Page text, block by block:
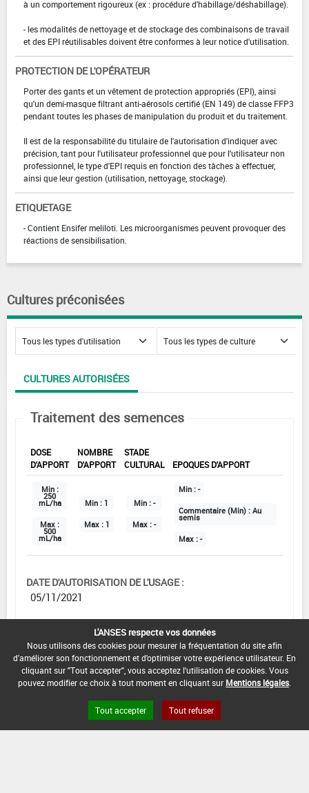
à un comportement rigoureux (ex : procédure d'habillage/déshabillage).
- les modalités de nettoyage et de stockage des combinaisons de travail
et des EPI réutilisables doivent être conformes à leur notice d'utilisation.
PROTECTION DE L'OPÉRATEUR
Porter des gants et un vêtement de protection appropriés (EPI), ainsi
qu'un demi-masque filtrant anti-aérosols certifié (EN 149) de classe FFP3
pendant toutes les phases de manipulation du produit et du traitement.
Il est de la responsabilité du titulaire de l'autorisation d'indiquer avec
précision, tant pour l'utilisateur professionnel que pour l'utilisateur non
professionnel, le type d'EPI requis en fonction des tâches à effectuer,
ainsi que leur gestion (utilisation, nettoyage, stockage).
ETIQUETAGE
- Contient Ensifer meliloti. Les microorganismes peuvent provoquer des
réactions de sensibilisation.
Cultures préconisées
CULTURES AUTORISÉES
Traitement des semences
DOSE
D'APPORT
NOMBRE
D'APPORT
STADE
CULTURAL
EPOQUES D'APPORT
Min :
250
mL/ha
Max :
500
mL/ha
Min : 1
Max : 1
Min : -
Max : -
Min : -
Commentaire (Min) : Au
semis
Max : -
DATE D'AUTORISATION DE L'USAGE :
05/11/2021
COMMENTAIRE :
1 L/100 kg de semences
(soit 250 à 500 mL/ha)
L'ANSES respecte vos données
Nous utilisons des cookies pour mesurer la fréquentation du site afin
d'améliorer son fonctionnement et d'optimiser votre expérience utilisateur. En
cliquant sur "Tout accepter", vous acceptez l'utilisation de cookies. Vous
pouvez modifier ce choix à tout moment en cliquant sur Mentions légales
Tout accepter Tout refuser